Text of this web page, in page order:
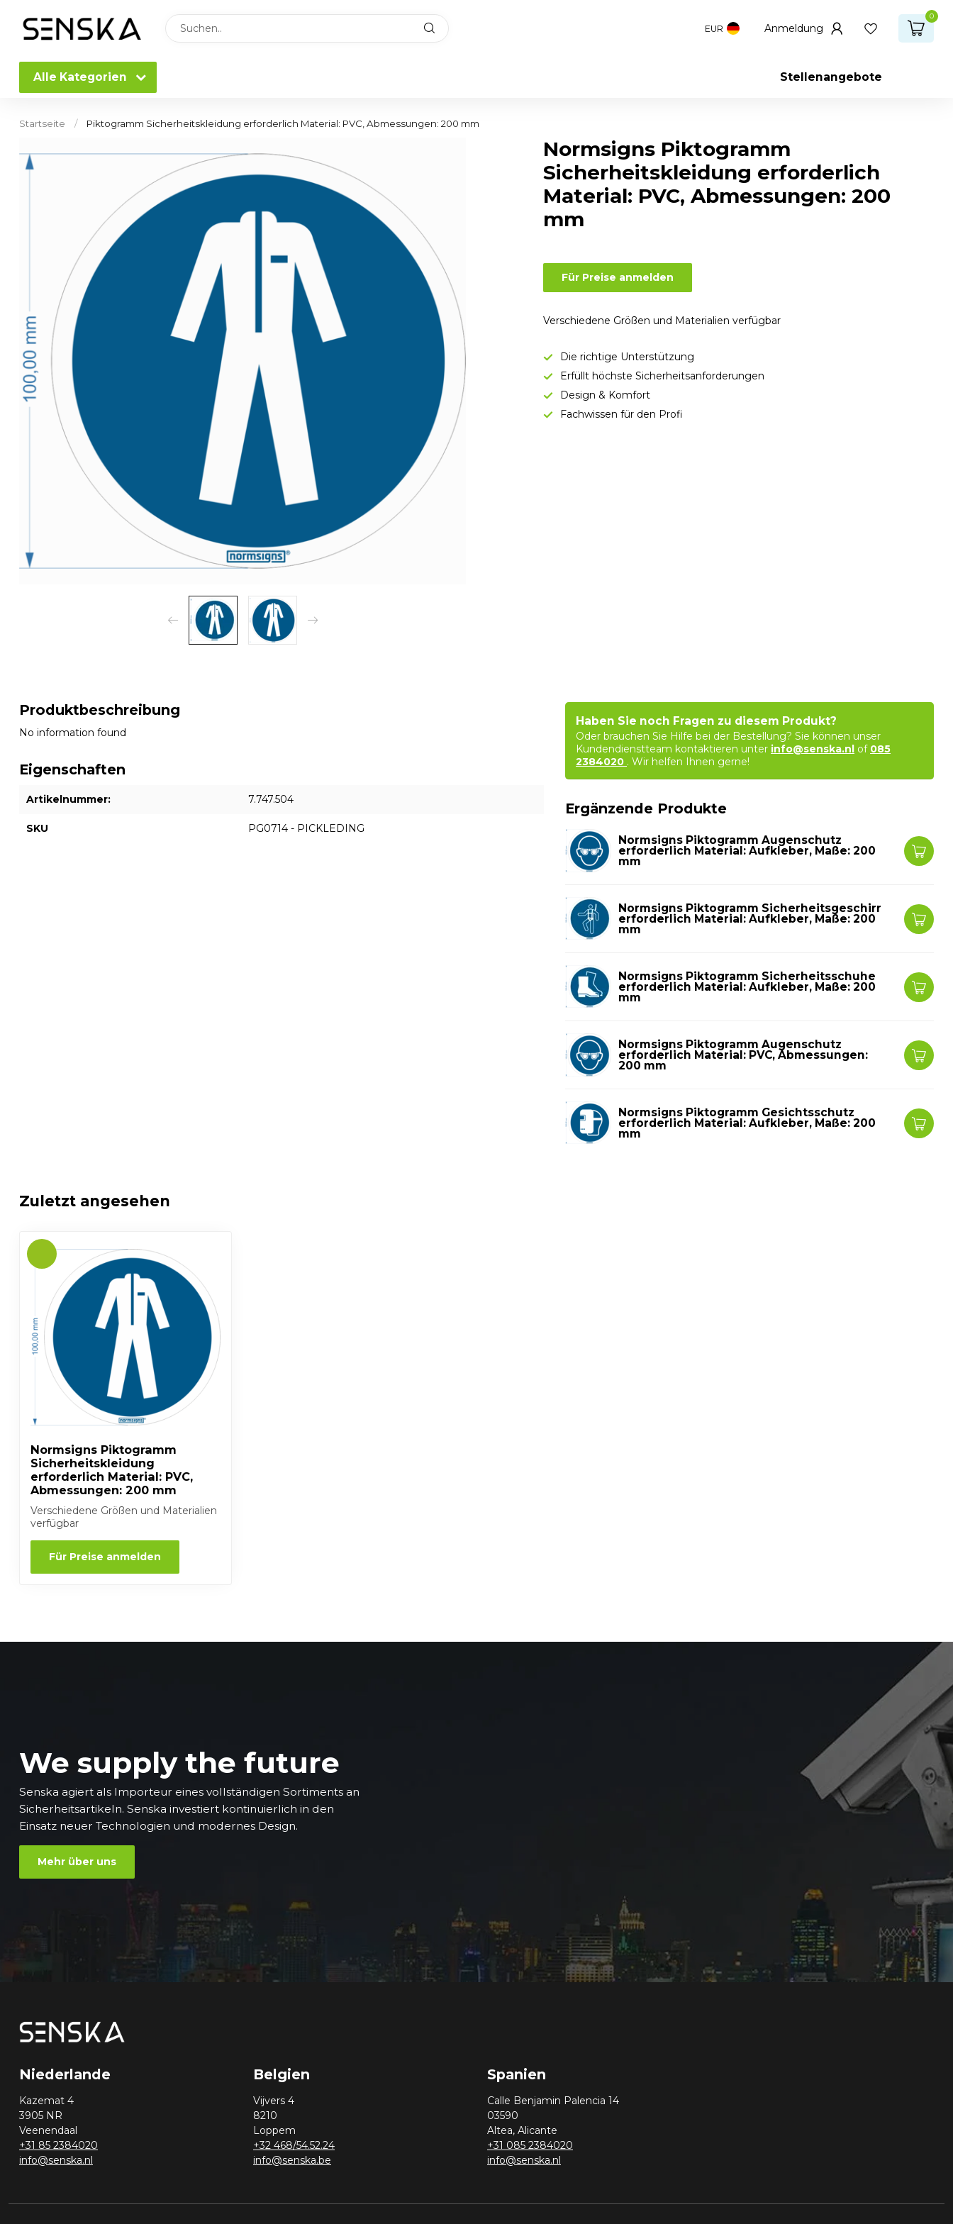
EUR Anmeldung
0
Alle Kategorien Stellenangebote
Startseite / Piktogramm Sicherheitskleidung erforderlich Material: PVC, Abmessungen: 200 mm
Normsigns Piktogramm
Sicherheitskleidung erforderlich
Material: PVC, Abmessungen: 200
mm
Für Preise anmelden
Verschiedene Größen und Materialien verfügbar
Die richtige Unterstützung
Erfüllt höchste Sicherheitsanforderungen
Design & Komfort
Fachwissen für den Profi
Produktbeschreibung
No information found
Eigenschaften
Artikelnummer: 7.747.504
SKU PG0714 - PICKLEDING
Haben Sie noch Fragen zu diesem Produkt?
Oder brauchen Sie Hilfe bei der Bestellung? Sie können unser
Kundendienstteam kontaktieren unter info@senska.nl of 085
2384020 . Wir helfen Ihnen gerne!
Ergänzende Produkte
Normsigns Piktogramm Augenschutz
erforderlich Material: Aufkleber, Maße: 200
mm
Normsigns Piktogramm Sicherheitsgeschirr
erforderlich Material: Aufkleber, Maße: 200
mm
Normsigns Piktogramm Sicherheitsschuhe
erforderlich Material: Aufkleber, Maße: 200
mm
Normsigns Piktogramm Augenschutz
erforderlich Material: PVC, Abmessungen:
200 mm
Normsigns Piktogramm Gesichtsschutz
erforderlich Material: Aufkleber, Maße: 200
mm
Zuletzt angesehen
Normsigns Piktogramm
Sicherheitskleidung
erforderlich Material: PVC,
Abmessungen: 200 mm
Verschiedene Größen und Materialien
verfügbar
Für Preise anmelden
We supply the future
Senska agiert als Importeur eines vollständigen Sortiments an
Sicherheitsartikeln. Senska investiert kontinuierlich in den
Einsatz neuer Technologien und modernes Design.
Mehr über uns
Niederlande
Kazemat 4
3905 NR
Veenendaal
+31 85 2384020
info@senska.nl
Belgien
Vijvers 4
8210
Loppem
+32 468/54.52.24
info@senska.be
Spanien
Calle Benjamin Palencia 14
03590
Altea, Alicante
+31 085 2384020
info@senska.nl